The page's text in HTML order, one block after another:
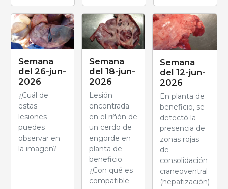
Semana
del 26-jun-
2026
¿Cuál de
estas
lesiones
puedes
observar en
la imagen?
Semana
del 18-jun-
2026
Lesión
encontrada
en el riñón de
un cerdo de
engorde en
planta de
beneficio.
¿Con qué es
compatible
Semana
del 12-jun-
2026
En planta de
beneficio, se
detectó la
presencia de
zonas rojas
de
consolidación
craneoventral
(hepatización)